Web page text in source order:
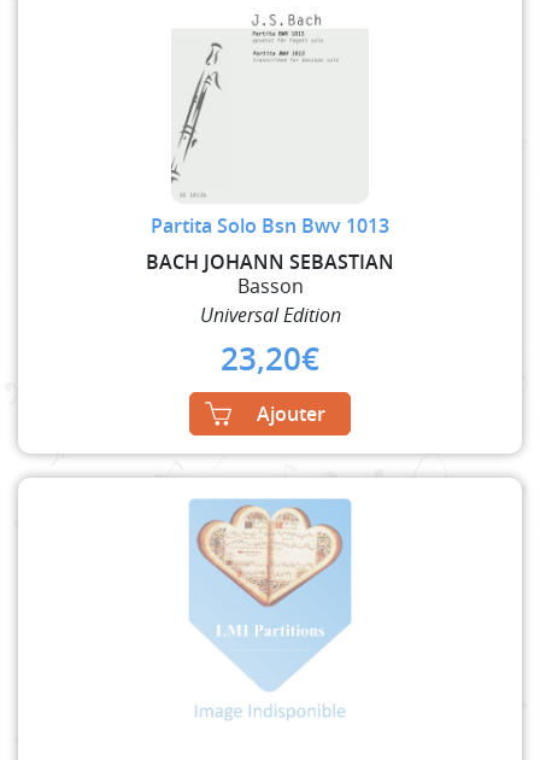
Partita Solo Bsn Bwv 1013
BACH JOHANN SEBASTIAN
Basson
Universal Edition
23,20€
Ajouter